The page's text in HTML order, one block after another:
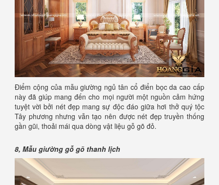
Điểm cộng của mẫu giường ngủ tân cổ điển bọc da cao cấp
này đã giúp mang đến cho mọi người một nguồn cảm hứng
tuyệt vời bởi nét đẹp mang sự độc đáo giữa hơi thở quý tộc
Tây phương nhưng vẫn tạo nên được nét đẹp truyền thống
gần gũi, thoải mái qua dòng vật liệu gỗ gõ đỏ.
8, Mẫu giường gỗ gõ thanh lịch